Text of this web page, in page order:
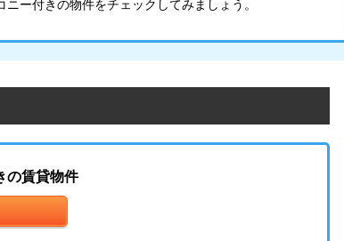
ー付きの物件をチェックしてみましょう。
の賃貸物件